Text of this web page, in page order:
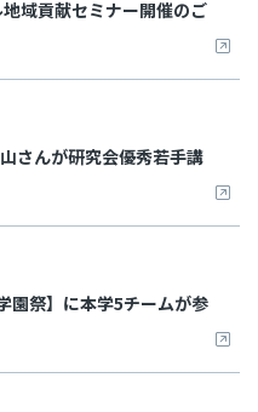
域貢献セミナー開催のご
さんが研究会優秀若手講
園祭】に本学5チームが参